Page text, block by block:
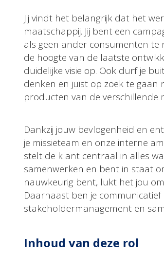
Jij vindt het belangrijk dat het
maatschappij. Jij bent een
als geen ander consumenten te
de hoogte van de laatste
duidelijke visie op. Ook durf je
denken en juist op zoek te
producten van de verschillende
Dankzij jouw bevlogenheid en
je missieteam en onze interne
stelt de klant centraal in alles
samenwerken en bent in staat
nauwkeurig bent, lukt het jou
Daarnaast ben je communicatief
stakeholdermanagement en
Inhoud van deze rol